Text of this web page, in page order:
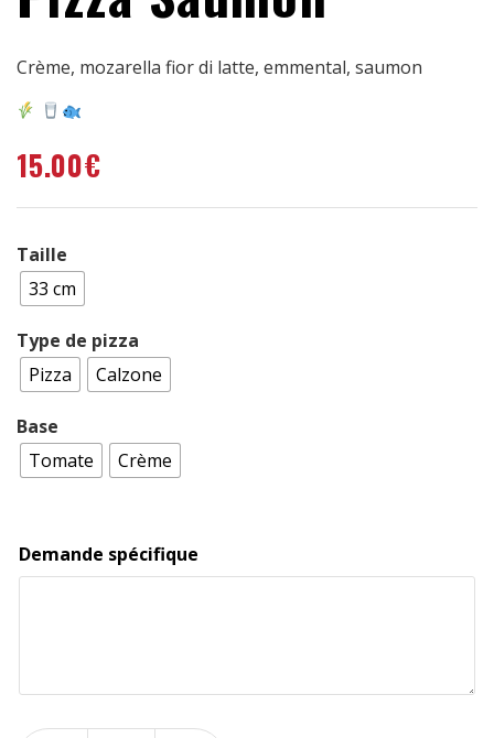
Crème, mozarella fior di latte, emmental, saumon
15.00€
Taille
33 cm
Type de pizza
Pizza
Calzone
Base
Tomate
Crème
Demande spécifique